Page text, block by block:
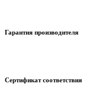
Гарантия производителя
Сертификат соответствия